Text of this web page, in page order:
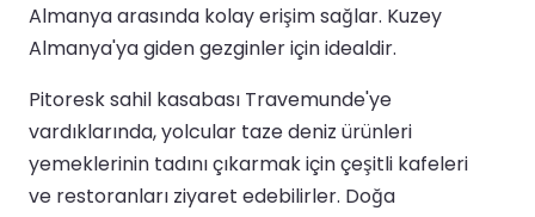
Almanya arasında kolay erişim sağlar. Kuzey
Almanya'ya giden gezginler için idealdir.
Pitoresk sahil kasabası Travemunde'ye
vardıklarında, yolcular taze deniz ürünleri
yemeklerinin tadını çıkarmak için çeşitli kafeleri
ve restoranları ziyaret edebilirler. Doğa